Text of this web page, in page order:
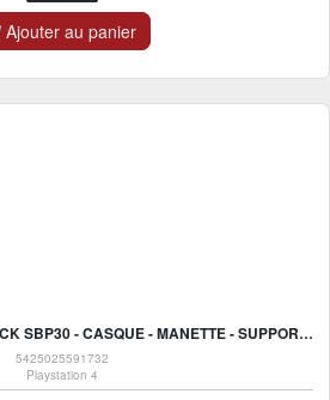
Ajouter au panier
EGOGEAR - ESSENTIAL PACK SBP30 - CASQUE - MANETTE - SUPPORT POUR PS4, PS3, PC
5425025591732
Playstation 4